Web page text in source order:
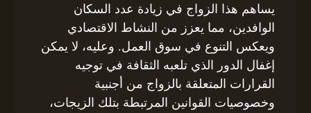
يساهم هذا الزواج في زيادة عدد السكان
الوافدين، مما يعزز من النشاط الاقتصادي
ويعكس التنوع في سوق العمل. وعليه، لا يمكن
إغفال الدور الذي تلعبه الثقافة في توجيه
القرارات المتعلقة بالزواج من أجنبية
وخصوصيات القوانين المرتبطة بتلك الزيجات،